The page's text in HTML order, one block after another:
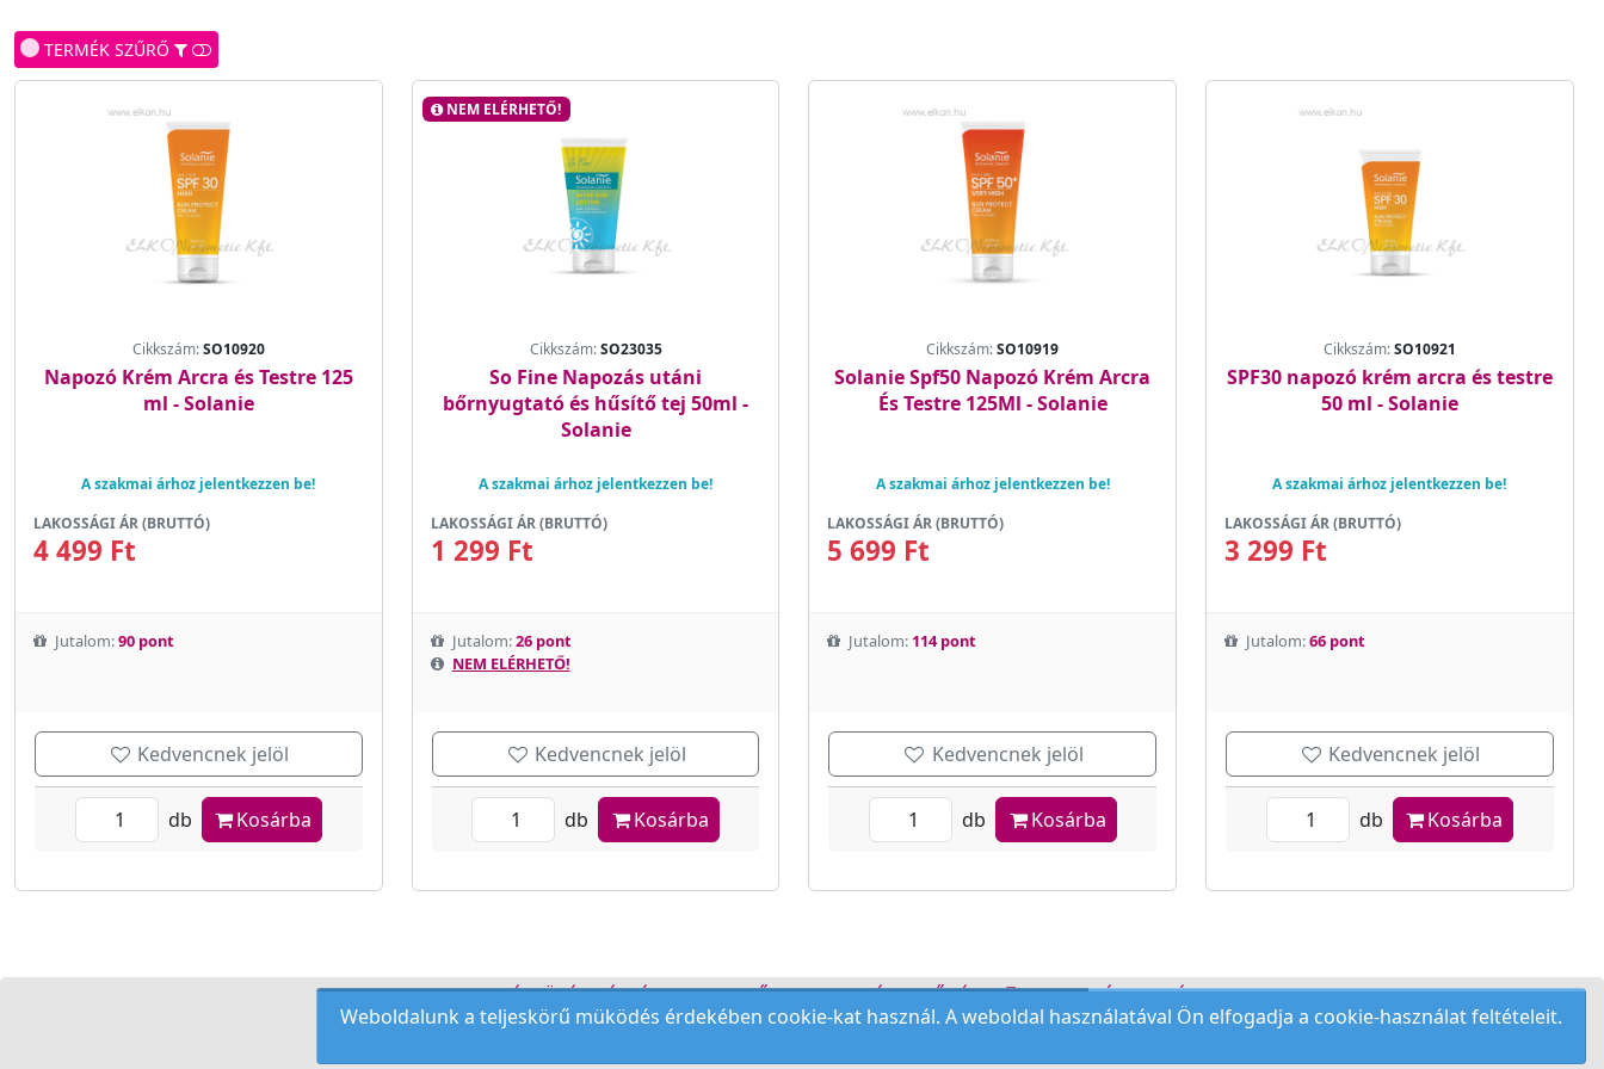
TERMÉK SZŰRŐ
Cikkszám:SO10920
Napozó Krém Arcra és Testre 125
ml - Solanie
A szakmai árhoz jelentkezzen be!
LAKOSSÁGI ÁR (BRUTTÓ)
4 499 Ft
Jutalom:90 pont
Kedvencnek jelöl
db Kosárba
NEM ELÉRHETŐ!
Cikkszám:SO23035
So Fine Napozás utáni
bőrnyugtató és hűsítő tej 50ml -
Solanie
A szakmai árhoz jelentkezzen be!
LAKOSSÁGI ÁR (BRUTTÓ)
1 299 Ft
Jutalom:26 pont
NEM ELÉRHETŐ!
Kedvencnek jelöl
db Kosárba
Cikkszám:SO10919
Solanie Spf50 Napozó Krém Arcra
És Testre 125Ml - Solanie
A szakmai árhoz jelentkezzen be!
LAKOSSÁGI ÁR (BRUTTÓ)
5 699 Ft
Jutalom: 114 pont
Kedvencnek jelöl
db Kosárba
Cikkszám:SO10921
SPF30 napozó krém arcra és testre
50 ml - Solanie
A szakmai árhoz jelentkezzen be!
LAKOSSÁGI ÁR (BRUTTÓ)
3 299 Ft
Jutalom:66 pont
Kedvencnek jelöl
db Kosárba
KOZMETIKAI KÉSZÜLÉK BÉRLÉS KEZDŐLAP ELÉRHETŐSÉG
RENDELÉSI FELTÉTELEK
Weboldalunk a teljeskörű müködés érdekében cookie-kat használ. A weboldal használatával Ön elfogadja a cookie-használat feltételeit.